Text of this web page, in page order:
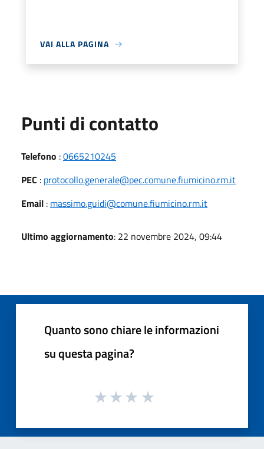
VAI ALLA PAGINA
Punti di contatto
Telefono :0665210245
PEC : protocollo.generale@pec.comune.fiumicino.rm.it
Email : massimo.guidi@comune.fiumicino.rm.it
Ultimo aggiornamento: 22 novembre 2024, 09:44
Quanto sono chiare le informazioni
su questa pagina?